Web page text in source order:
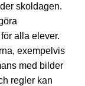
skoldagen.
alla elever.
exempelvis
med bilder
regler kan